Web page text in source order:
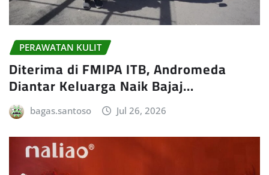
PERAWATAN KULIT
Diterima di FMIPA ITB, Andromeda
Diantar Keluarga Naik Bajaj…
bagas.santoso Jul 26, 2026